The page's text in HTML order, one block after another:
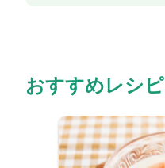
おすすめレシピ